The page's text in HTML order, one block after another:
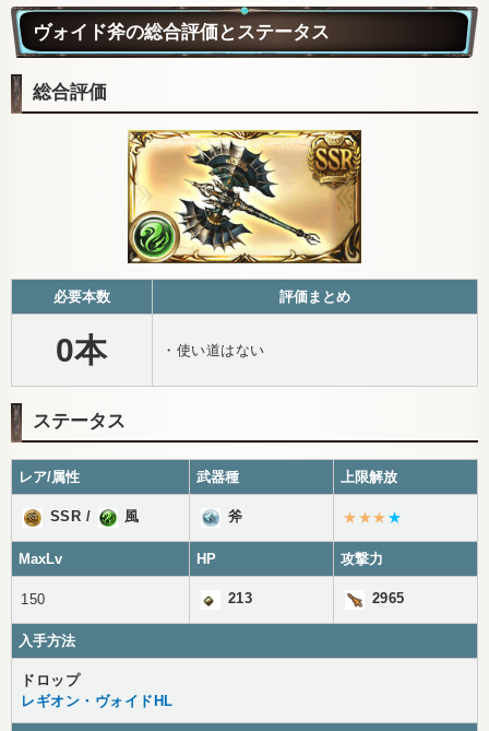
ヴォイド斧の総合評価とステータス
総合評価
必要本数 評価まとめ
0本 ・使い道はない
ステータス
レア/属性 武器種 上限解放
SSR / 風 斧 ★★★ ★
MaxLv HP 攻撃力
150 213 2965
入手方法
ドロップ
レギオン・ヴォイドHL